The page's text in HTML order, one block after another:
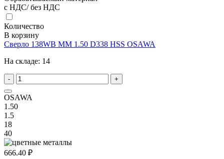
с НДС/ без НДС
Количество
В корзину
Сверло 138WB MM 1.50 D338 HSS OSAWA
На складе: 14
- +
OSAWA
1.50
1.5
18
40
666.40 ₽